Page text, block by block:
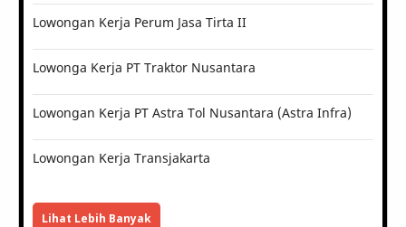
Lowongan Kerja Perum Jasa Tirta II
Lowonga Kerja PT Traktor Nusantara
Lowongan Kerja PT Astra Tol Nusantara (Astra Infra)
Lowongan Kerja Transjakarta
Lihat Lebih Banyak